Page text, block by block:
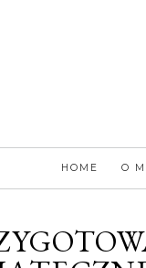
HOME O